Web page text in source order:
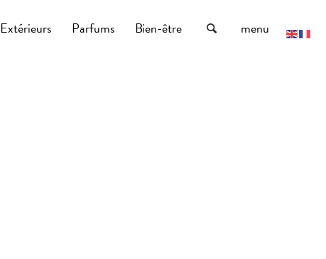
Extérieurs Parfums Bien-être menu